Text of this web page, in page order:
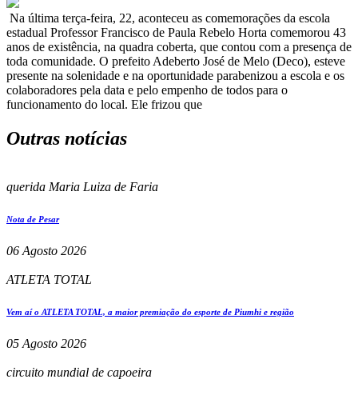
Na última terça-feira, 22, aconteceu as comemorações da escola
estadual Professor Francisco de Paula Rebelo Horta comemorou 43
anos de existência, na quadra coberta, que contou com a presença de
toda comunidade. O prefeito Adeberto José de Melo (Deco), esteve
presente na solenidade e na oportunidade parabenizou a escola e os
colaboradores pela data e pelo empenho de todos para o
funcionamento do local. Ele frizou que
Outras notícias
querida Maria Luiza de Faria
Nota de Pesar
06 Agosto 2026
ATLETA TOTAL
Vem aí o ATLETA TOTAL, a maior premiação do esporte de Piumhi e região
05 Agosto 2026
circuito mundial de capoeira